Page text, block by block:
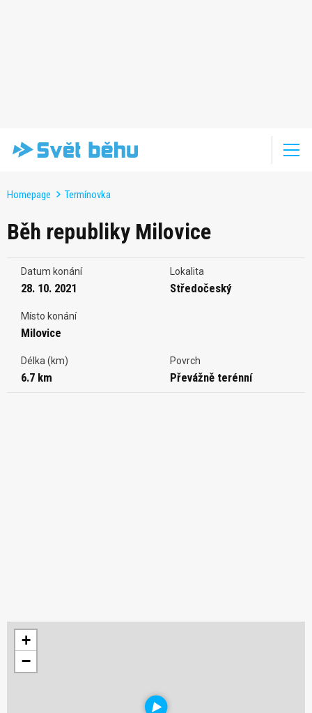
Homepage Termínovka
Běh republiky Milovice
Datum konání
28. 10. 2021
Lokalita
Středočeský
Místo konání
Milovice
Délka (km)
6.7 km
Povrch
Převážně terénní
+
−